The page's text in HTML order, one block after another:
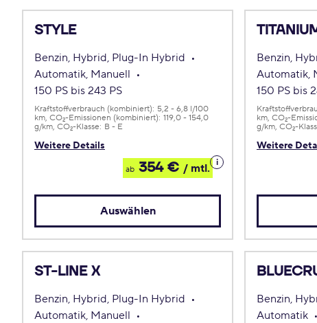
STYLE
Benzin, Hybrid, Plug-In Hybrid
Automatik, Manuell
150 PS bis 243 PS
Weitere Details
Kraftstoffverbrauch (kombiniert): 5,2 - 6,8 l/100
km CO2-Emissionen (kombiniert): 119,0 - 154,0
g/km CO2-Klasse: B - E
ab 354 € / mtl.
Details
zum
Auswählen
Benzin,
Automatik,
150 PS bis
Weitere
km CO2-
g/km CO2-
ST-LINE X
Benzin, Hybrid, Plug-In Hybrid
Automatik, Manuell
Benzin,
Automatik